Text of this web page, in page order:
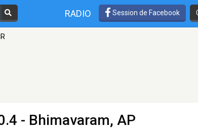
RADIO Session de Facebook
- Bhimavaram, AP